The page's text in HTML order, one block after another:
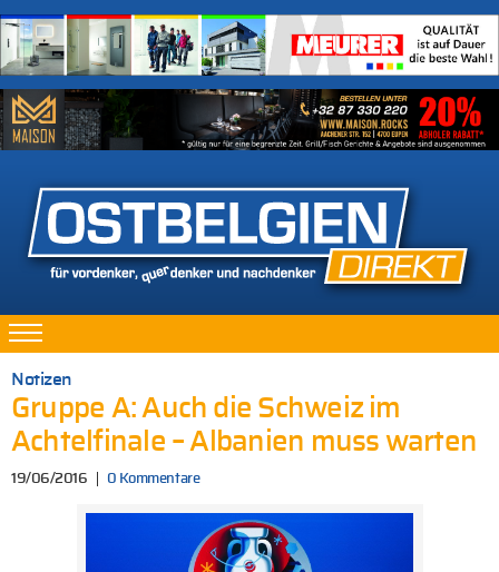
Notizen
Gruppe A: Auch die Schweiz im
Achtelfinale – Albanien muss warten
19/06/2016 0 Kommentare